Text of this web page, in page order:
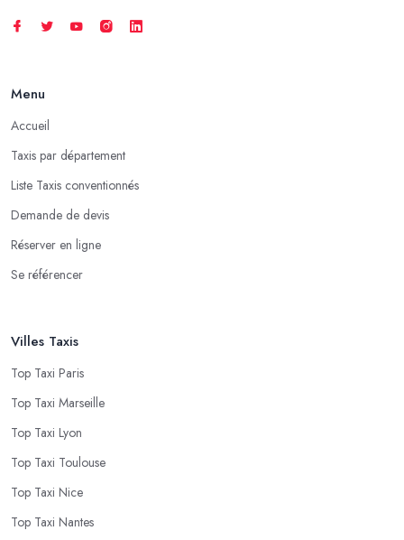
Menu
Accueil
Taxis par département
Liste Taxis conventionnés
Demande de devis
Réserver en ligne
Se référencer
Villes Taxis
Top Taxi Paris
Top Taxi Marseille
Top Taxi Lyon
Top Taxi Toulouse
Top Taxi Nice
Top Taxi Nantes